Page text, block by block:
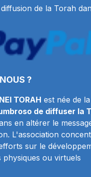
de la Torah
?
TORAH est née de
de diffuser la
en altérer le
L'association
sur le
physiques ou virtuels